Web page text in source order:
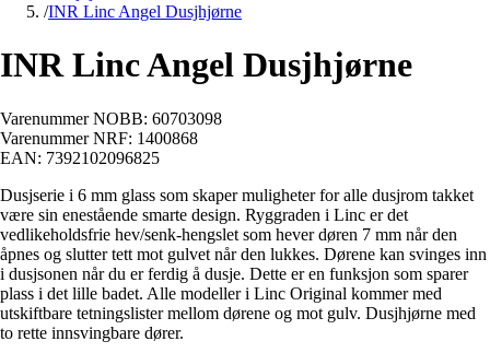
/INR Linc Angel Dusjhjørne
INR Linc Angel Dusjhjørne
Varenummer NOBB: 60703098
Varenummer NRF: 1400868
EAN: 7392102096825
Dusjserie i 6 mm glass som skaper muligheter for alle dusjrom takket
være sin enestående smarte design. Ryggraden i Linc er det
vedlikeholdsfrie hev/senk-hengslet som hever døren 7 mm når den
åpnes og slutter tett mot gulvet når den lukkes. Dørene kan svinges inn
i dusjsonen når du er ferdig å dusje. Dette er en funksjon som sparer
plass i det lille badet. Alle modeller i Linc Original kommer med
utskiftbare tetningslister mellom dørene og mot gulv. Dusjhjørne med
to rette innsvingbare dører.